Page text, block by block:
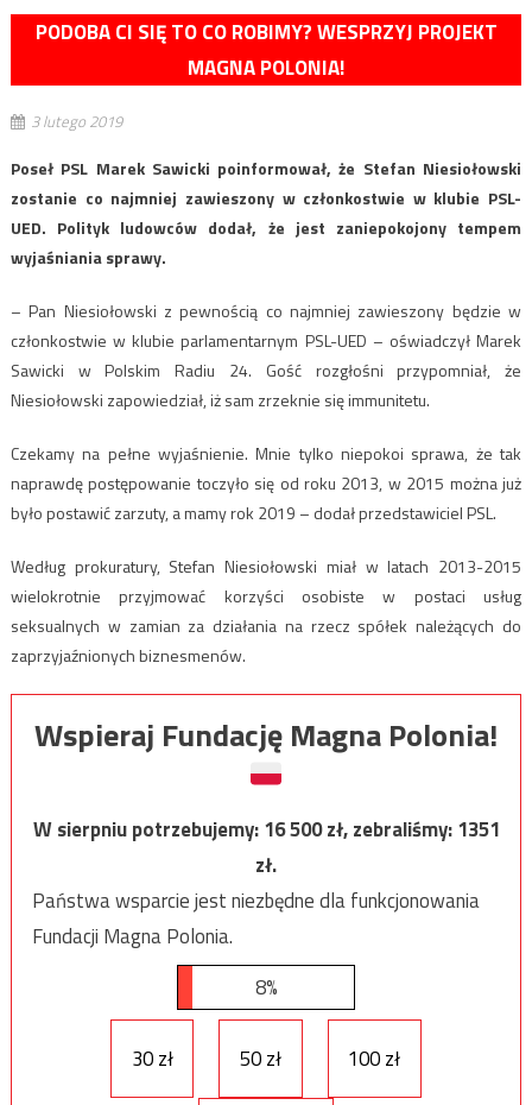
PODOBA CI SIĘ TO CO ROBIMY? WESPRZYJ PROJEKT
MAGNA POLONIA!
3 lutego 2019
Poseł PSL Marek Sawicki poinformował, że Stefan Niesiołowski
zostanie co najmniej zawieszony w członkostwie w klubie PSL-
UED. Polityk ludowców dodał, że jest zaniepokojony tempem
wyjaśniania sprawy.
– Pan Niesiołowski z pewnością co najmniej zawieszony będzie w
członkostwie w klubie parlamentarnym PSL-UED – oświadczył Marek
Sawicki w Polskim Radiu 24. Gość rozgłośni przypomniał, że
Niesiołowski zapowiedział, iż sam zrzeknie się immunitetu.
Czekamy na pełne wyjaśnienie. Mnie tylko niepokoi sprawa, że tak
naprawdę postępowanie toczyło się od roku 2013, w 2015 można już
było postawić zarzuty, a mamy rok 2019 – dodał przedstawiciel PSL.
Według prokuratury, Stefan Niesiołowski miał w latach 2013-2015
wielokrotnie przyjmować korzyści osobiste w postaci usług
seksualnych w zamian za działania na rzecz spółek należących do
zaprzyjaźnionych biznesmenów.
Wspieraj Fundację Magna Polonia!
W sierpniu potrzebujemy:16 500zł, zebraliśmy:1351
zł.
Państwa wsparcie jest niezbędne dla funkcjonowania
Fundacji Magna Polonia.
8%
30 zł 50 zł 100 zł